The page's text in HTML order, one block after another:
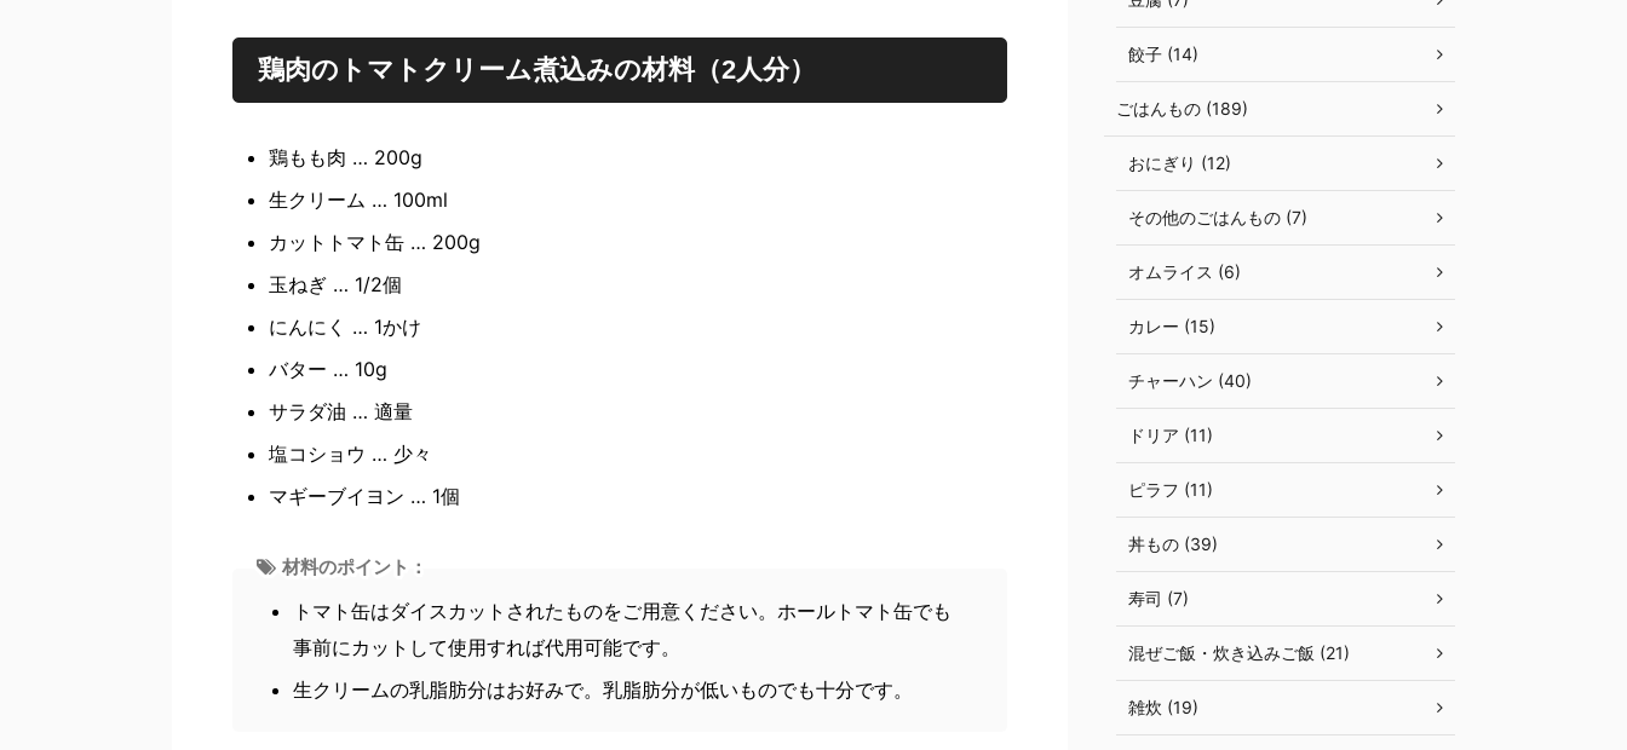
鶏肉のトマトクリーム煮込みの材料（2人分）
鶏もも肉 … 200g
生クリーム … 100ml
カットトマト缶 … 200g
玉ねぎ … 1/2個
にんにく … 1かけ
バター … 10g
サラダ油 … 適量
塩コショウ … 少々
マギーブイヨン … 1個
材料のポイント：
トマト缶はダイスカットされたものをご用意ください。ホールトマト缶でも
事前にカットして使用すれば代用可能です。
生クリームの乳脂肪分はお好みで。乳脂肪分が低いものでも十分です。
餃子 (14)
ごはんもの (189)
おにぎり (12)
その他のごはんもの (7)
オムライス (6)
カレー (15)
チャーハン (40)
ドリア (11)
ピラフ (11)
丼もの (39)
寿司 (7)
混ぜご飯・炊き込みご飯 (21)
雑炊 (19)